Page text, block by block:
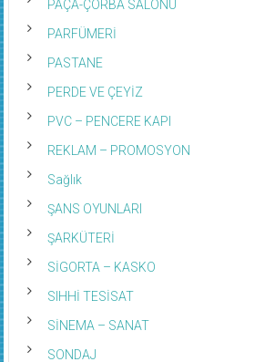
PAÇA-ÇORBA SALONU
PARFÜMERİ
PASTANE
PERDE VE ÇEYİZ
PVC – PENCERE KAPI
REKLAM – PROMOSYON
Sağlık
ŞANS OYUNLARI
ŞARKÜTERİ
SİGORTA – KASKO
SIHHİ TESİSAT
SİNEMA – SANAT
SONDAJ